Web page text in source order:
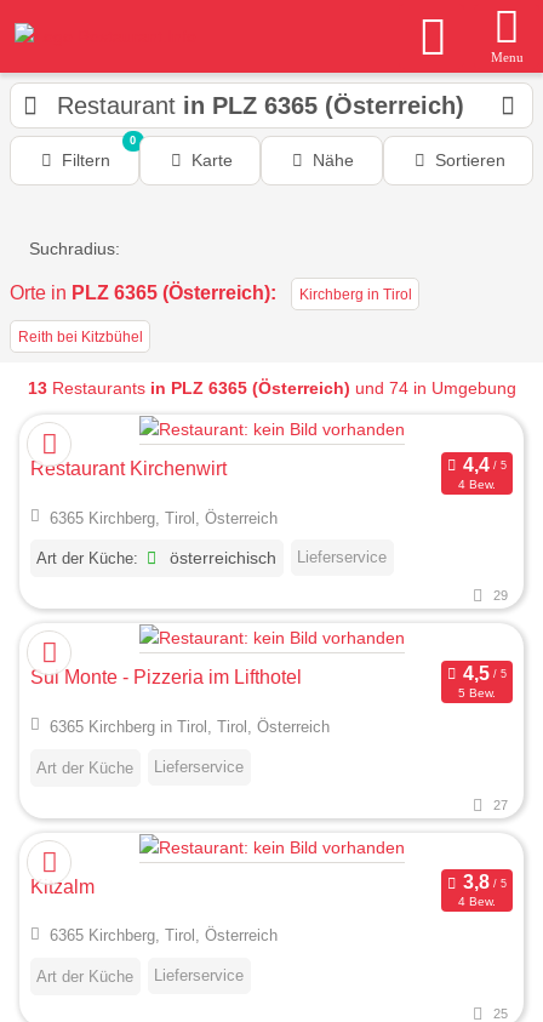
Menu
Restaurant in PLZ 6365 (Österreich)
Filtern
0
Karte Nähe Sortieren
Suchradius:
Orte in PLZ 6365 (Österreich): Kirchberg in Tirol
Reith bei Kitzbühel
13Restaurants in PLZ 6365 (Österreich) und 74 in Umgebung
Restaurant Kirchenwirt
4 Bew.
6365 Kirchberg, Tirol, Österreich
Art der Küche: österreichisch Lieferservice
29
Sul Monte - Pizzeria im Lifthotel
5 Bew.
6365 Kirchberg in Tirol, Tirol, Österreich
Art der Küche Lieferservice
27
Kitzalm
4 Bew.
6365 Kirchberg, Tirol, Österreich
Art der Küche Lieferservice
25